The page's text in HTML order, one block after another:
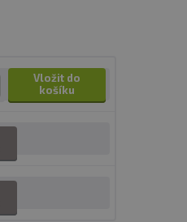
Vložit do
košíku